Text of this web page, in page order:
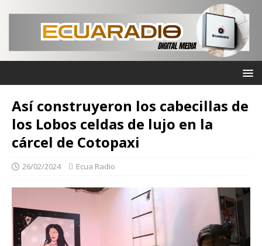
Así construyeron los cabecillas de
los Lobos celdas de lujo en la
cárcel de Cotopaxi
26/02/2024 Ecua Radio